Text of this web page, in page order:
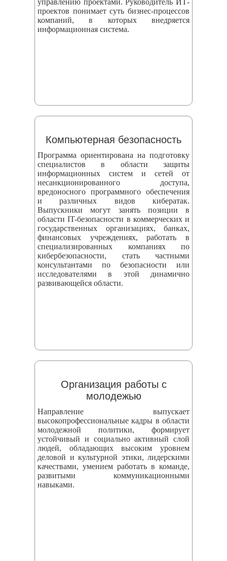
управлению проектами. Руководитель ИТ-
проектов понимает суть бизнес-процессов
компаний, в которых внедряется
информационная система.
Компьютерная безопасность
Программа ориентирована на подготовку
специалистов в области защиты
информационных систем и сетей от
несанкционированного доступа,
вредоносного программного обеспечения
и различных видов кибератак.
Выпускники могут занять позиции в
области IT-безопасности в коммерческих и
государственных организациях, банках,
финансовых учреждениях, работать в
специализированных компаниях по
кибербезопасности, стать частными
консультантами по безопасности или
исследователями в этой динамично
развивающейся области.
Организация работы с
молодежью
Направление выпускает
высокопрофессиональные кадры в области
молодежной политики, формирует
устойчивый и социально активный слой
людей, обладающих высоким уровнем
деловой и культурной этики, лидерскими
качествами, умением работать в команде,
развитыми коммуникационными
навыками.